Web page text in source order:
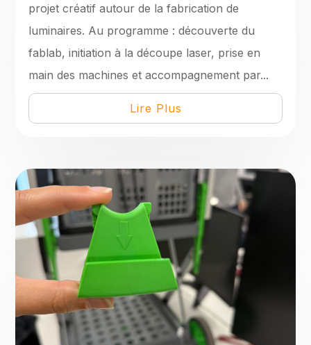
projet créatif autour de la fabrication de
luminaires. Au programme : découverte du
fablab, initiation à la découpe laser, prise en
main des machines et accompagnement par...
Lire Plus